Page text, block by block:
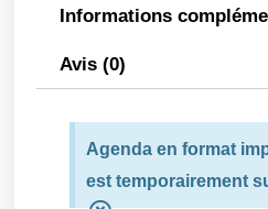
Informations
Avis (0)
Agenda en format
est temporairement